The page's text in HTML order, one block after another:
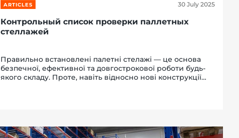
ARTICLES 30 July 2025
Контрольный список проверки паллетных
стеллажей
Правильно встановлені палетні стелажі — це основа
безпечної, ефективної та довгострокової роботи будь-
якого складу. Проте, навіть відносно нові конструкції